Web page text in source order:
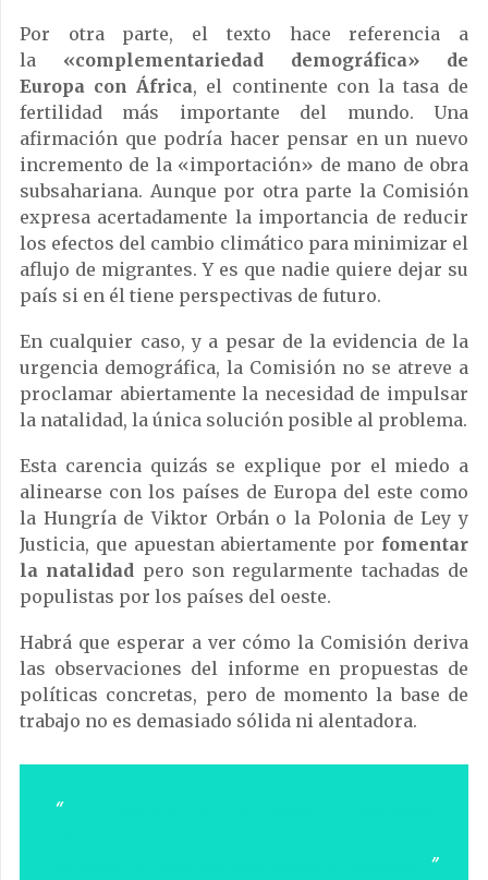
Por otra parte, el texto hace referencia a
la «complementariedad demográfica» de
Europa con África, el continente con la tasa de
fertilidad más importante del mundo. Una
afirmación que podría hacer pensar en un nuevo
incremento de la «importación» de mano de obra
subsahariana. Aunque por otra parte la Comisión
expresa acertadamente la importancia de reducir
los efectos del cambio climático para minimizar el
aflujo de migrantes. Y es que nadie quiere dejar su
país si en él tiene perspectivas de futuro.
En cualquier caso, y a pesar de la evidencia de la
urgencia demográfica, la Comisión no se atreve a
proclamar abiertamente la necesidad de impulsar
la natalidad, la única solución posible al problema.
Esta carencia quizás se explique por el miedo a
alinearse con los países de Europa del este como
la Hungría de Viktor Orbán o la Polonia de Ley y
Justicia, que apuestan abiertamente por fomentar
la natalidad pero son regularmente tachadas de
populistas por los países del oeste.
Habrá que esperar a ver cómo la Comisión deriva
las observaciones del informe en propuestas de
políticas concretas, pero de momento la base de
trabajo no es demasiado sólida ni alentadora.